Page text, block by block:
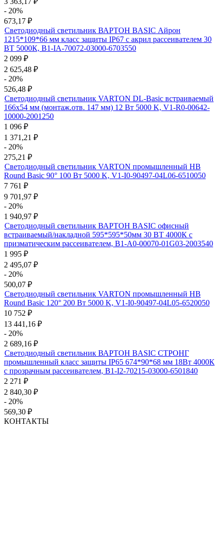
- 20%
673,17 ₽
Светодиодный светильник ВАРТОН BASIC Айрон
1215*109*66 мм класс защиты IP67 с акрил рассеивателем 30
ВТ 5000К, B1-IA-70072-03000-6703550
2 099 ₽
2 625,48 ₽
- 20%
526,48 ₽
Светодиодный светильник VARTON DL-Basic встраиваемый
166х54 мм (монтаж.отв. 147 мм) 12 Вт 5000 K, V1-R0-00642-
10000-2001250
1 096 ₽
1 371,21 ₽
- 20%
275,21 ₽
Светодиодный светильник VARTON промышленный HB
Round Basic 90° 100 Вт 5000 K, V1-I0-90497-04L06-6510050
7 761 ₽
9 701,97 ₽
- 20%
1 940,97 ₽
Светодиодный светильник ВАРТОН BASIC офисный
встраиваемый/накладной 595*595*50мм 30 ВТ 4000К с
призматическим рассеивателем, B1-A0-00070-01G03-2003540
1 995 ₽
2 495,07 ₽
- 20%
500,07 ₽
Светодиодный светильник VARTON промышленный HB
Round Basic 120° 200 Вт 5000 K, V1-I0-90497-04L05-6520050
10 752 ₽
13 441,16 ₽
- 20%
2 689,16 ₽
Светодиодный светильник ВАРТОН BASIC СТРОНГ
промышленный класс защиты IP65 674*90*68 мм 18Вт 4000К
с прозрачным рассеивателем, B1-I2-70215-03000-6501840
2 271 ₽
2 840,30 ₽
- 20%
569,30 ₽
КОНТАКТЫ